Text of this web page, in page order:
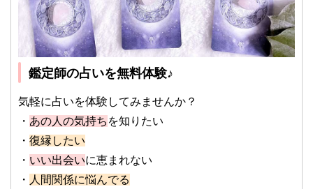
鑑定師の占いを無料体験♪
気軽に占いを体験してみませんか？
・ あの人の気持ち を知りたい
・ 復縁したい
・ いい出会いに恵まれない
・ 人間関係に悩んでる